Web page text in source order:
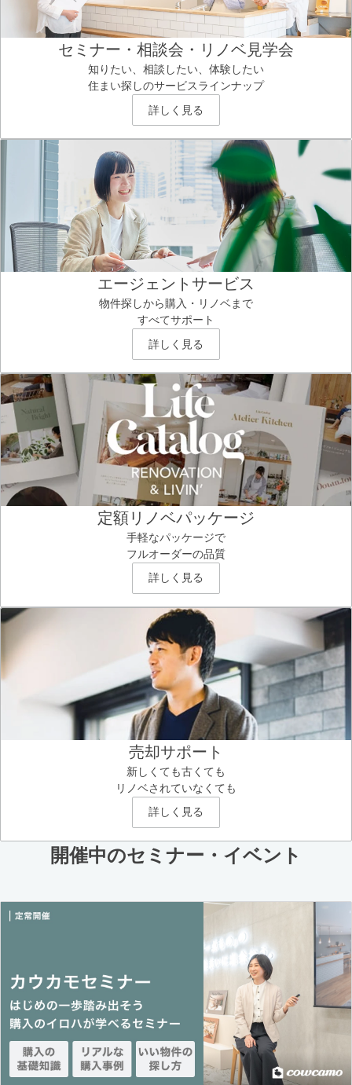
セミナー・相談会・リノベ見学会
知りたい、相談したい、体験したい
住まい探しのサービスラインナップ
詳しく見る
エージェントサービス
物件探しから購入・リノベまで
すべてサポート
詳しく見る
定額リノベパッケージ
手軽なパッケージで
フルオーダーの品質
詳しく見る
売却サポート
新しくても古くても
リノベされていなくても
詳しく見る
開催中のセミナー・イベント